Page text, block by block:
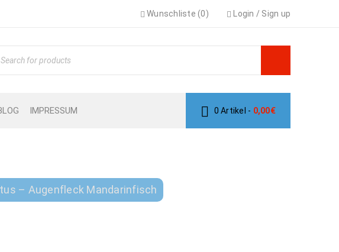
Login / Sign up
Wunschliste (0)
IMPRESSUM 0 Artikel - 0,00€
– Augenfleck Mandarinfisch